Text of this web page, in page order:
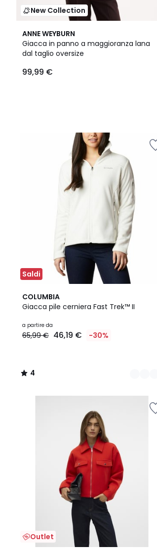
New Collection
ANNE WEYBURN
Giacca in panno a maggioranza lana
dal taglio oversize
99,99 €
Saldi
COLUMBIA
Giacca pile cerniera Fast Trek™ II
a partire da
65,99 € 46,19 € -30%
4
/
3
Colori
4
/
Outlet